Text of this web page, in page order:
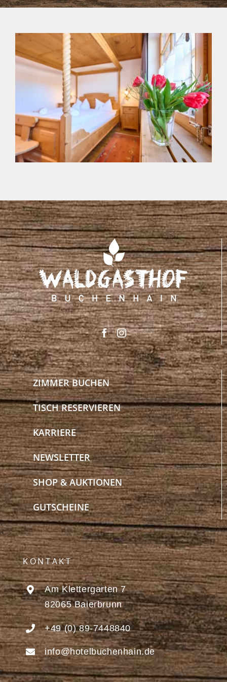
UNSERE ANGEBOTE
ZIMMER BUCHEN
TISCH RESERVIEREN
KARRIERE
NEWSLETTER
SHOP & AUKTIONEN
GUTSCHEINE
KONTAKT
Am Klettergarten 7
82065 Baierbrunn
+49 (0) 89-7448840
info@hotelbuchenhain.de